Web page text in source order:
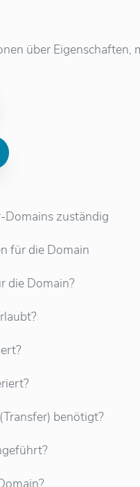
über
Domains zuständig
für die Domain
die Domain?
benötigt?